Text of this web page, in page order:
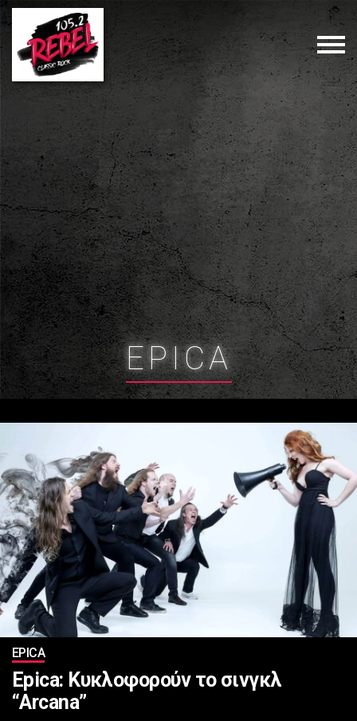
EPICA
EPICA
Epica: Κυκλοφορούν το σινγκλ
“Arcana”